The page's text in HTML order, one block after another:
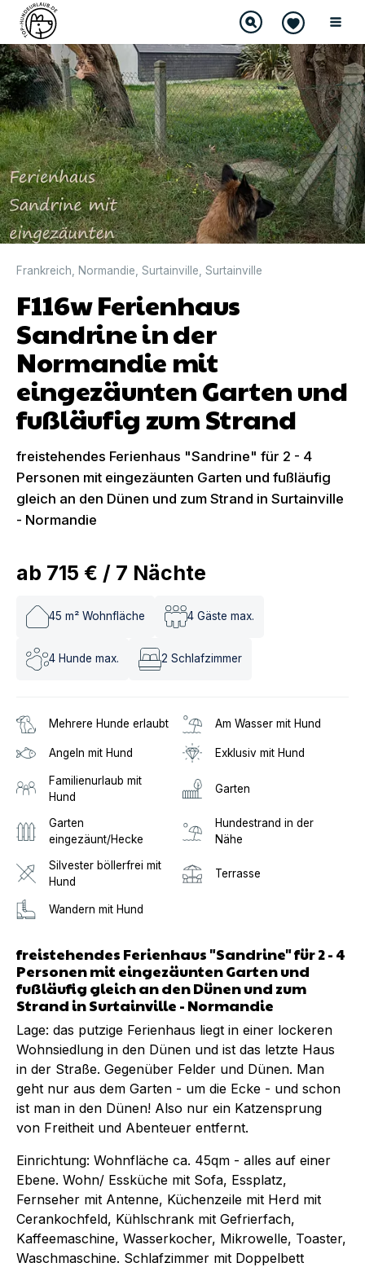
Frankreich Normandie Surtainville Surtainville
F116w Ferienhaus
Sandrine in der
Normandie mit
eingezäunten Garten und
fußläufig zum Strand
freistehendes Ferienhaus "Sandrine" für 2 - 4
Personen mit eingezäunten Garten und fußläufig
gleich an den Dünen und zum Strand in Surtainville
- Normandie
ab 715 € / 7 Nächte
45 m² Wohnfläche 4 Gäste max.
4 Hunde max. 2 Schlafzimmer
Mehrere Hunde erlaubt Am Wasser mit Hund
Angeln mit Hund Exklusiv mit Hund
Familienurlaub mit
Hund
Garten
Garten
eingezäunt/Hecke
Hundestrand in der
Nähe
Silvester böllerfrei mit
Hund
Terrasse
Wandern mit Hund
freistehendes Ferienhaus "Sandrine" für 2 - 4
Personen mit eingezäunten Garten und
fußläufig gleich an den Dünen und zum
Strand in Surtainville - Normandie
Lage: das putzige Ferienhaus liegt in einer lockeren
Wohnsiedlung in den Dünen und ist das letzte Haus
in der Straße. Gegenüber Felder und Dünen. Man
geht nur aus dem Garten - um die Ecke - und schon
ist man in den Dünen! Also nur ein Katzensprung
von Freitheit und Abenteuer entfernt.
Einrichtung: Wohnfläche ca. 45qm - alles auf einer
Ebene. Wohn/ Essküche mit Sofa, Essplatz,
Fernseher mit Antenne, Küchenzeile mit Herd mit
Cerankochfeld, Kühlschrank mit Gefrierfach,
Kaffeemaschine, Wasserkocher, Mikrowelle, Toaster,
Waschmaschine. Schlafzimmer mit Doppelbett